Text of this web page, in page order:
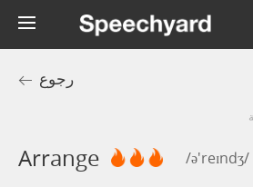
رجوع
Arrange /ə'reɪndʒ/